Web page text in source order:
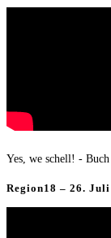
Yes, we schell! -
Region18 – 26.